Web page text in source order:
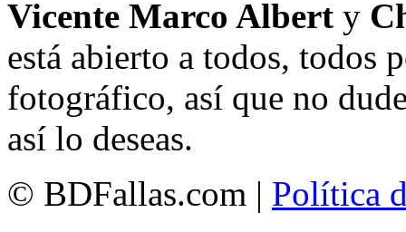
Vicente Marco Albert y
está abierto a todos, todos
fotográfico, así que no
así lo deseas.
© BDFallas.com | Política